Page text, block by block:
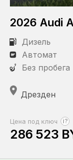
2026 Audi
Дизель
Автомат
Без пробега
Дрезден
Цена под ключ ?
286 523